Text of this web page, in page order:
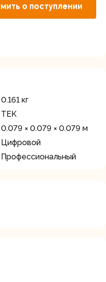
о поступлении
0.161 кг
TEK
0.079 × 0.079 × 0.079 м
Цифровой
Профессиональный